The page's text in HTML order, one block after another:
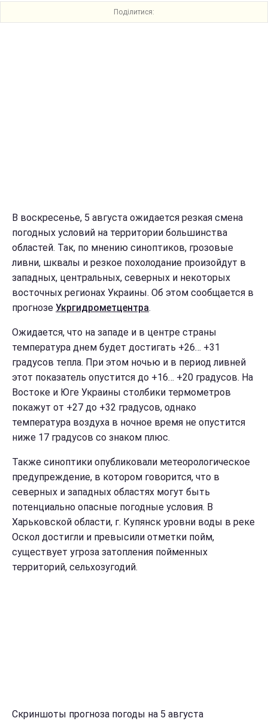
Поділитися:
В воскресенье, 5 августа ожидается резкая смена
погодных условий на территории большинства
областей. Так, по мнению синоптиков, грозовые
ливни, шквалы и резкое похолодание произойдут в
западных, центральных, северных и некоторых
восточных регионах Украины. Об этом сообщается в
прогнозе Укргидрометцентра.
Ожидается, что на западе и в центре страны
температура днем будет достигать +26… +31
градусов тепла. При этом ночью и в период ливней
этот показатель опустится до +16… +20 градусов. На
Востоке и Юге Украины столбики термометров
покажут от +27 до +32 градусов, однако
температура воздуха в ночное время не опустится
ниже 17 градусов со знаком плюс.
Также синоптики опубликовали метеорологическое
предупреждение, в котором говорится, что в
северных и западных областях могут быть
потенциально опасные погодные условия. В
Харьковской области, г. Купянск уровни воды в реке
Оскол достигли и превысили отметки пойм,
существует угроза затопления пойменных
территорий, сельхозугодий.
Скриншоты прогноза погоды на 5 августа